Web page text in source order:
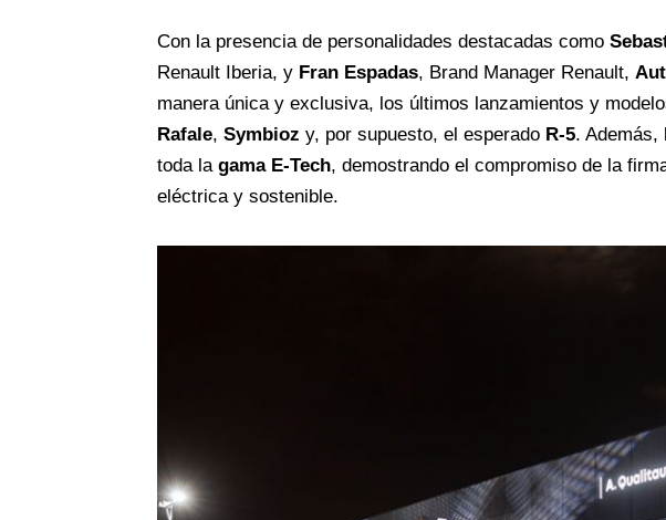
Con la presencia de personalidades destacadas como
Renault Iberia, y Fran Espadas, Brand Manager Renault,
manera única y exclusiva, los últimos lanzamientos y
Rafale, Symbioz y, por supuesto, el esperado R-5. Además,
toda la gama E-Tech, demostrando el compromiso de la
eléctrica y sostenible.